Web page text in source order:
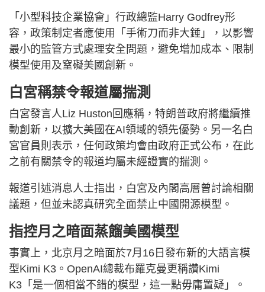
「小型科技企業協會」行政總監Harry Godfrey形
容，政策制定者應使用「手術刀而非大錘」，以影響
最小的監管方式處理安全問題，避免增加成本、限制
模型使用及窒礙美國創新。
白宮稱禁令報道屬揣測
白宮發言人Liz Huston回應稱，特朗普政府將繼續推
動創新，以擴大美國在AI領域的領先優勢。另一名白
宮官員則表示，任何政策均會由政府正式公布，在此
之前有關禁令的報道均屬未經證實的揣測。
報道引述消息人士指出，白宮及內閣高層曾討論相關
議題，但並未認真研究全面禁止中國開源模型。
指控月之暗面蒸餾美國模型
事實上，北京月之暗面於7月16日發布新的大語言模
型Kimi K3。OpenAI總裁布羅克曼更稱讚Kimi
K3「是一個相當不錯的模型，這一點毋庸置疑」。